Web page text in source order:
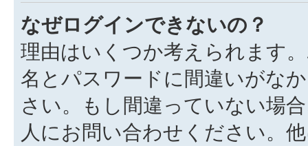
なぜログインできないの？
理由はいくつか考えられます
名とパスワードに間違いがな
さい。もし間違っていない場
人にお問い合わせください。